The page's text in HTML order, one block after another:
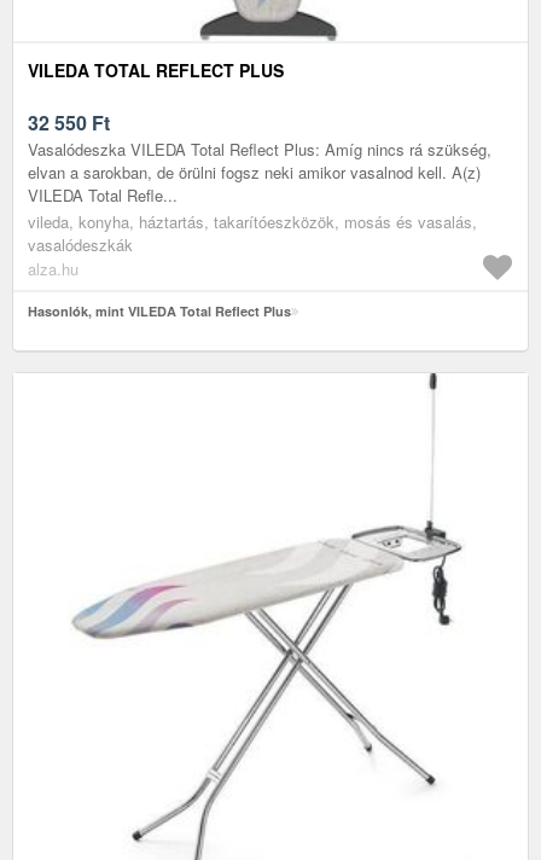
VILEDA TOTAL REFLECT PLUS
32 550 Ft
Vasalódeszka VILEDA Total Reflect Plus: Amíg nincs rá szükség,
elvan a sarokban, de örülni fogsz neki amikor vasalnod kell. A(z)
VILEDA Total Refle...
vileda, konyha, háztartás, takarítóeszközök, mosás és vasalás,
vasalódeszkák
alza.hu
Hasonlók, mint VILEDA Total Reflect Plus